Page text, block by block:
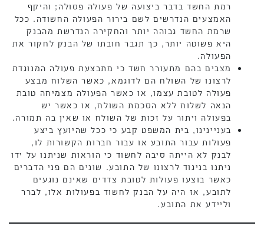
רמת החשד בדבר ביצועה של פעולה פסולה; והיקף
האמצעים הנדרשים לשם בירור הפעולה החשודה. ככל
שרמת החשד גבוהה יותר והחקירה הנדרשת מהבנק
היא פשוטה יותר, כך תגבר חובתו של הבנק לחקור את
הפעולה.
מצבים בהם מתעורר חשד כי מתבצעת פעולה המנוגדת
לרצונו של השולח הם לדוגמא, כאשר השלוח מבצע
פעולה לטובת עצמו, או כאשר הפעולה מצמיחה טובת
הנאה לשלוח ללא הסכמת השולח, או כאשר יש
בפעולה ויתור על זכות של השולח או שאין בה תמורה.
בעניינינו, בית המשפט קבע כי ככל שהיועץ ביצע
פעולות עבור התובע או עבור חברות הקשורות לו,
לבנק לא הייתה סיבה לחשוד כי הוראות שניתנו על ידו
ניתנו בניגוד לרצונו של התובע. שונים הם פני הדברים
כאשר בוצעו פעולות לטובת צדדים שאינם נוגעים
לתובע, אז היה על הבנק לחשוד בפעולות אלו, לברר
וליידע את התובע.